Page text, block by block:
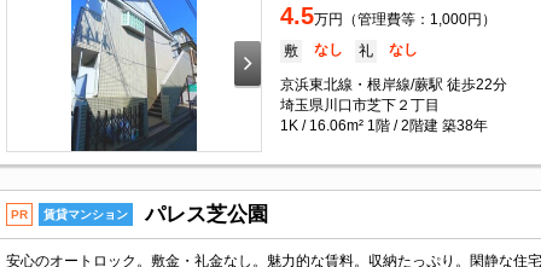
4.5万円（管理費等：1,000円）
敷 なし 礼 なし
京浜東北線・根岸線/蕨駅 徒歩22分
埼玉県川口市芝下２丁目
1K / 16.06m² 1階 / 2階建 築38年
PR 賃貸マンション パレス芝公園